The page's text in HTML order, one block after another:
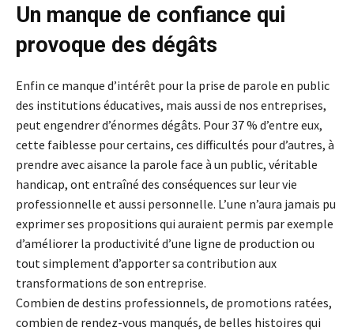
Un manque de confiance qui
provoque des dégâts
Enfin ce manque d’intérêt pour la prise de parole en public
des institutions éducatives, mais aussi de nos entreprises,
peut engendrer d’énormes dégâts. Pour 37 % d’entre eux,
cette faiblesse pour certains, ces difficultés pour d’autres, à
prendre avec aisance la parole face à un public, véritable
handicap, ont entraîné des conséquences sur leur vie
professionnelle et aussi personnelle. L’une n’aura jamais pu
exprimer ses propositions qui auraient permis par exemple
d’améliorer la productivité d’une ligne de production ou
tout simplement d’apporter sa contribution aux
transformations de son entreprise.
Combien de destins professionnels, de promotions ratées,
combien de rendez-vous manqués, de belles histoires qui